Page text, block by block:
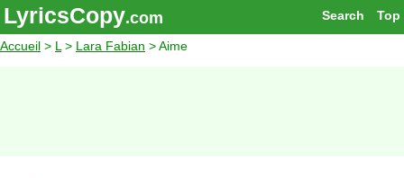
Top
Search
LyricsCopy.com
Accueil > L > Lara Fabian > Aime